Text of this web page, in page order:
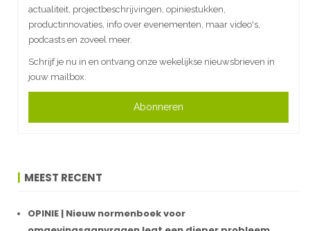
actualiteit, projectbeschrijvingen, opiniestukken,
productinnovaties, info over evenementen, maar video's,
podcasts en zoveel meer.
Schrijf je nu in en ontvang onze wekelijkse nieuwsbrieven in
jouw mailbox.
Abonneren
MEEST RECENT
OPINIE | Nieuw normenboek voor